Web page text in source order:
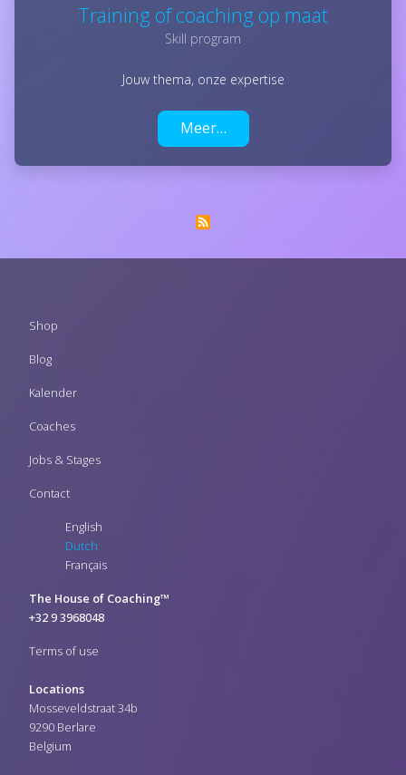
Training of coaching op maat
Skill program
Jouw thema, onze expertise
Meer…
Footer
Shop
Blog
Kalender
Coaches
Jobs & Stages
Contact
English
Dutch
Français
The House of Coaching™
+32 9 3968048
Terms of use
Locations
Mosseveldstraat 34b
9290 Berlare
Belgium